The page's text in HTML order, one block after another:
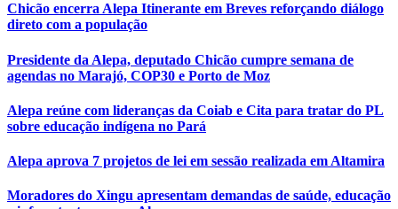
Chicão encerra Alepa Itinerante em Breves reforçando diálogo
direto com a população
Presidente da Alepa, deputado Chicão cumpre semana de
agendas no Marajó, COP30 e Porto de Moz
Alepa reúne com lideranças da Coiab e Cita para tratar do PL
sobre educação indígena no Pará
Alepa aprova 7 projetos de lei em sessão realizada em Altamira
Moradores do Xingu apresentam demandas de saúde, educação